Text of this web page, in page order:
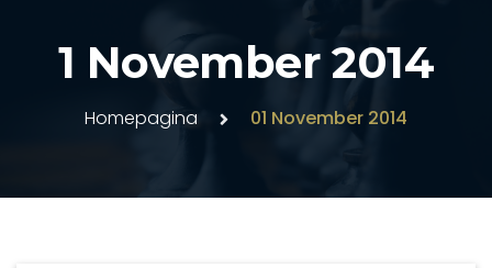
1 November 2014
Homepagina 01 November 2014